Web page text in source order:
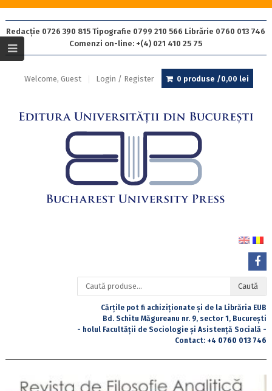
Redacție 0726 390 815 Tipografie 0799 210 566 Librărie 0760 013 746
Comenzi on-line: +(4) 021 410 25 75
Welcome, Guest Login / Register 0 produse /0,00 lei
Caută
după:
Caută
Cărțile pot fi achiziționate și de la Librăria EUB
Bd. Schitu Măgureanu nr. 9, sector 1, București
- holul Facultății de Sociologie și Asistență Socială -
Contact: +4 0760 013 746